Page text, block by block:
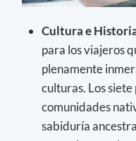
Cultura e
para los viajeros
plenamente
culturas. Los
comunidades
sabiduría